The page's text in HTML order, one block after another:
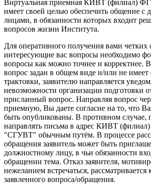
Виртуальная приемная КИВТ (филиал)
имеет своей целью обеспечить общение с
лицами, в обязанности которых входит
вопросов жизни Института.
Для оперативного получения вами четких
интересующие вас вопросы необходимо
вопросы как можно точнее и корректнее. В
вопрос задан в общем виде и/или не имеет
трактовки, заявителю направляется
невозможности организации подготовки
присланный вопрос. Направляя вопрос
приемную, Вы даете согласие на то, что
быть опубликованы. В противном случае,
направлять письма в адрес КИВТ
"СГУВТ" обычным путём. В процеcсе
обращения заявитель может быть
должностному лицу, в чьи обязанности
обращении тема. Отказ заявителя,
нежеланием встречаться, рассматривается
заявленного вопроса/обращения.